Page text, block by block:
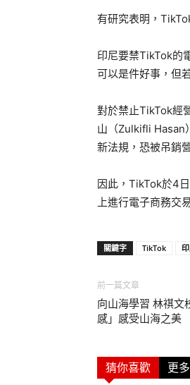
有研究表明，
印尼要禁TikTok的
可以是件好事，但
對於禁止TikTok經
山（Zulkifli Hasan
新法規，恐被吊銷
因此，TikTok於4
上進行電子商務交
關鍵字 TikTok
前一篇文章
向山海學習 林祺文
感」感受山海之美
猜你喜歡 更